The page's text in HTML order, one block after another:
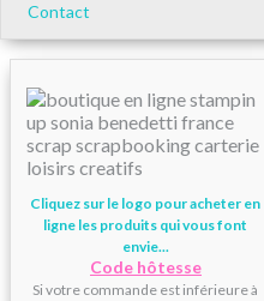
Contact
Cliquez sur le logo pour acheter en
ligne les produits qui vous font
envie...
Code hôtesse
Si votre commande est inférieure à